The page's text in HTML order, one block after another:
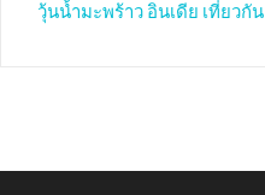
วุ้นน้ำมะพร้าว อินเดีย เที่ยวกัน